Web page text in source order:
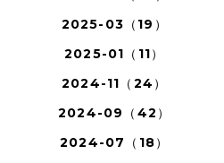
2025-03（19）
2025-01（11）
2024-11（24）
2024-09（42）
2024-07（18）